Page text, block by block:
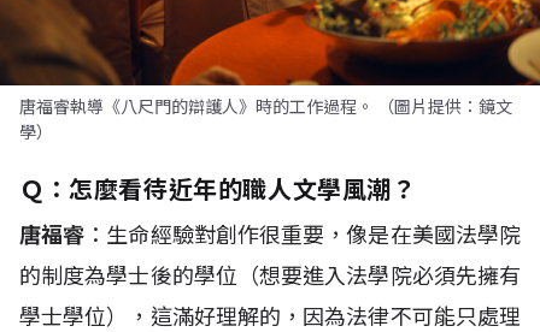
唐福睿執導《八尺門的辯護人》時的工作過程。 （圖片提供：鏡文
學）
Ｑ：怎麼看待近年的職人文學風潮？
唐福睿 ：生命經驗對創作很重要，像是在美國法學院
的制度為學士後的學位（想要進入法學院必須先擁有
學士學位），這滿好理解的，因為法律不可能只處理